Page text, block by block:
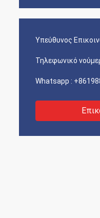
Υπεύθυνος
Τηλεφωνικό
Whatsapp :